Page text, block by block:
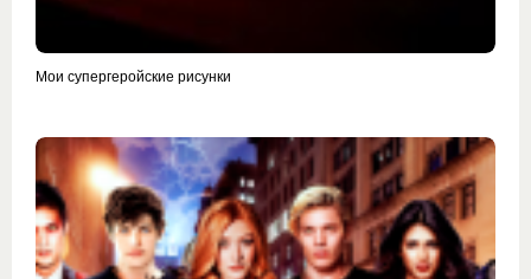
Мои супергеройские рисунки